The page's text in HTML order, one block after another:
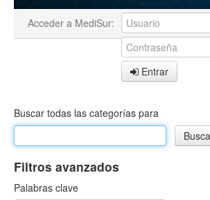
Acceder a MediSur:
Entrar
Buscar todas las categorías para
Filtros avanzados
Palabras clave